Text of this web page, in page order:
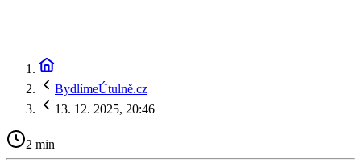
BydlímeÚtulně.cz
13. 12. 2025, 20:46
2 min